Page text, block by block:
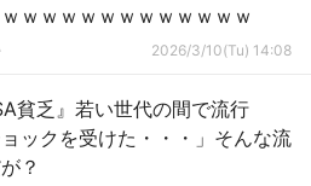
ｗｗｗｗｗｗｗｗｗｗｗｗ
2026/3/10(Tu) 14:08
貧乏』若い世代の間で流行
ックを受けた・・・」そんな流
？